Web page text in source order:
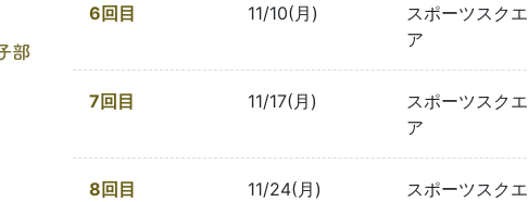
6回目 11/10(月)
スポーツスクエ
ア
7回目 11/17(月)
スポーツスクエ
ア
8回目 11/24(月)
スポーツスクエ